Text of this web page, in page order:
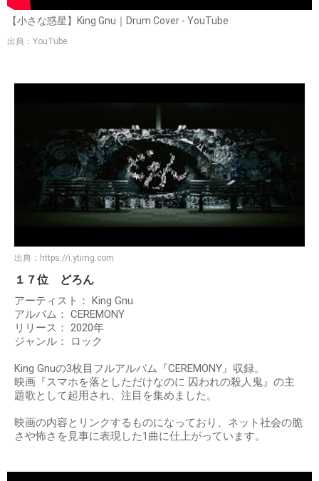
【小さな惑星】King Gnu｜Drum Cover - YouTube
出典：YouTube
出典： https://i.ytimg.com
１７位 どろん
アーティスト： King Gnu
アルバム： CEREMONY
リリース： 2020年
ジャンル： ロック
King Gnuの3枚目フルアルバム『CEREMONY』収録。
映画『スマホを落としただけなのに 囚われの殺人鬼』の主
題歌として起用され、注目を集めました。
映画の内容とリンクするものになっており、ネット社会の脆
さや怖さを見事に表現した1曲に仕上がっています。